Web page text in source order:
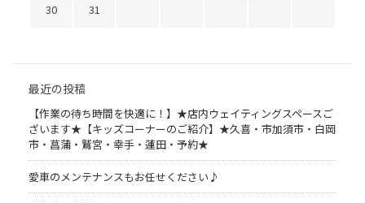
30
31
最近の投稿
【作業の待ち時間を快適に！】★店内ウェイティングスペースご
ざいます★【キッズコーナーのご紹介】★久喜・市加須市・白岡
市・菖蒲・鷲宮・幸手・蓮田・予約★
愛車のメンテナンスもお任せください♪